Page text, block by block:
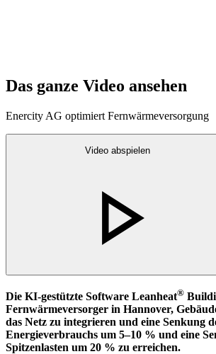
Das ganze Video ansehen
Enercity AG optimiert Fernwärmeversorgung
Video abspielen
Die KI-gestützte Software Leanheat®
Fernwärmeversorger in Hannover,
das Netz zu integrieren und eine Senkung
Energieverbrauchs um 5–10 % und eine
Spitzenlasten um 20 % zu erreichen.